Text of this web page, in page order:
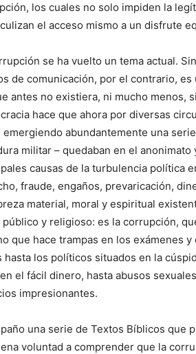
los cuales no solo impiden la
el acceso mismo a un disfrute
se ha vuelto un tema actual.
de comunicación, por el contrario,
antes no existiera, ni mucho menos,
hace que ahora por diversas
emergiendo abundantemente una
militar – quedaban en el
causas de la turbulencia política
fraude, engaños, prevaricación,
material, moral y espiritual
público y religioso: es la corrupción,
que hace trampas en los exámenes
hasta los políticos situados en la
el fácil dinero, hasta abusos
impresionantes.
una serie de Textos Bíblicos que
voluntad a comprender que la